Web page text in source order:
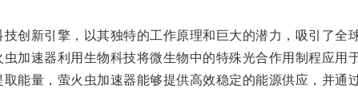
新引擎，以其独特的工作原理和巨大的潜力，吸引了全
速器利用生物科技将微生物中的特殊光合作用制程应用于
量，萤火虫加速器能够提供高效稳定的能源供应，并通